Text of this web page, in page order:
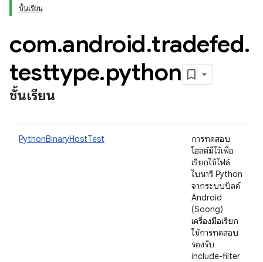
ชั้นเรียน
com.android.tradefed.
testtype.python
ชั้นเรียน
PythonBinaryHostTest
การทดสอบ
โฮสต์มีไว้เพื่อ
เรียกใช้ไฟล์
ไบนารี Python
จากระบบบิลด์
Android
(Soong)
เครื่องมือเรียก
ใช้การทดสอบ
รองรับ
include-filter